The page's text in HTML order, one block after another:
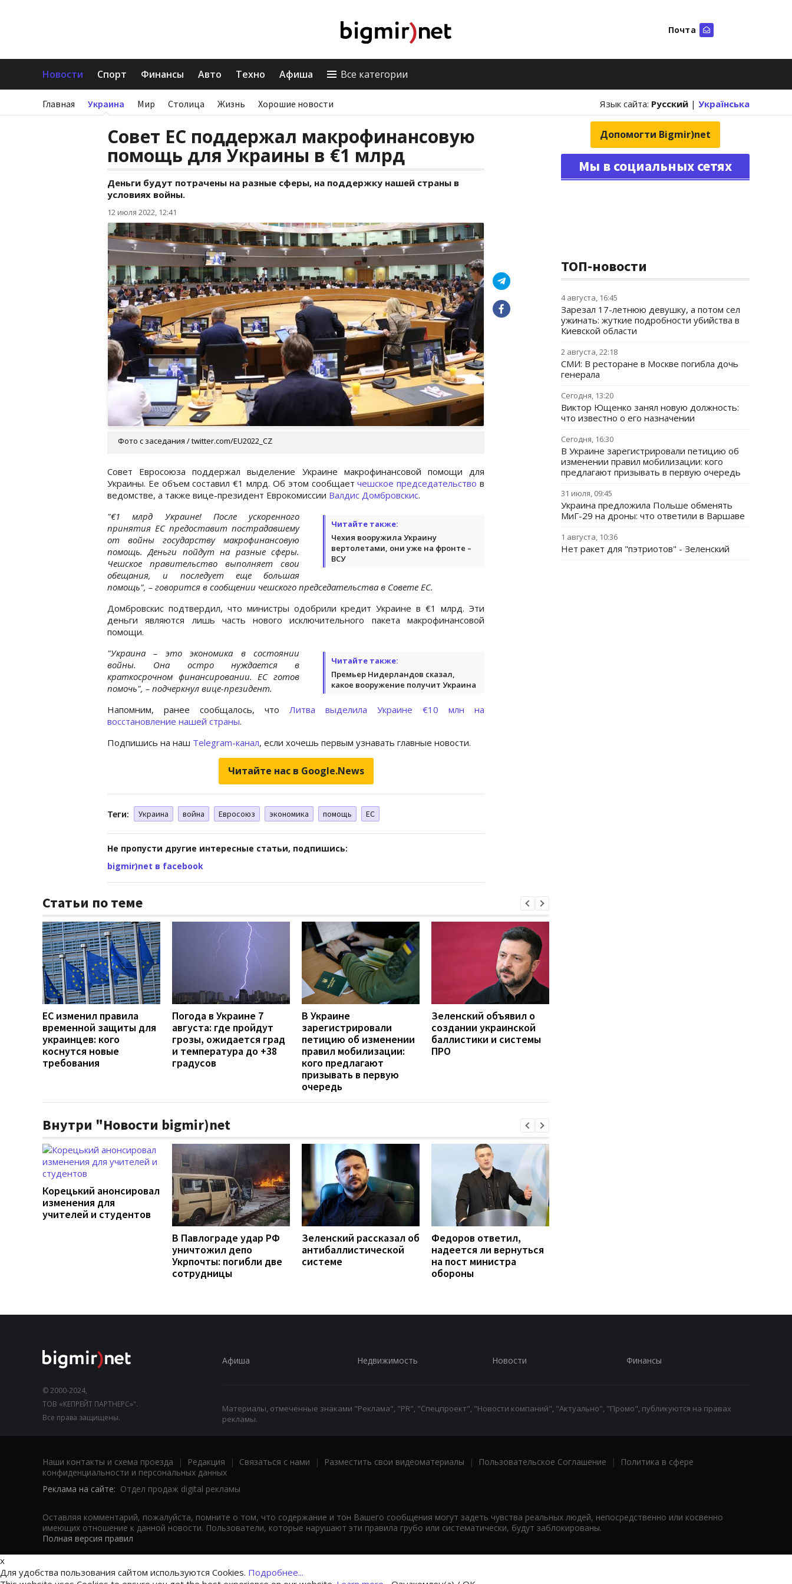
Почта
Новости Спорт Финансы Авто Техно Афиша Все категории
Главная Украина Мир Столица Жизнь Хорошие новости Язык сайта: Русский | Українська
Совет ЕС поддержал макрофинансовую
помощь для Украины в €1 млрд
Деньги будут потрачены на разные сферы, на поддержку нашей страны в
условиях войны.
12 июля 2022, 12:41
Фото с заседания / twitter.com/EU2022_CZ
Совет Евросоюза поддержал выделение Украине макрофинансовой помощи для
Украины. Ее объем составил €1 млрд. Об этом сообщаетчешское председательство в
ведомстве, а также вице-президент Еврокомиссии Валдис Домбровскис.
Читайте также:
Чехия вооружила Украину
вертолетами, они уже на фронте –
ВСУ
"€1 млрд Украине! После ускоренного
принятия ЕС предоставит пострадавшему
от войны государству макрофинансовую
помощь. Деньги пойдут на разные сферы.
Чешское правительство выполняет свои
обещания, и последует еще большая
помощь", – говорится в сообщении чешского председательства в Совете ЕС.
Домбровскис подтвердил, что министры одобрили кредит Украине в €1 млрд. Эти
деньги являются лишь часть нового исключительного пакета макрофинансовой
помощи.
Читайте также:
Премьер Нидерландов сказал,
какое вооружение получит Украина
"Украина – это экономика в состоянии
войны. Она остро нуждается в
краткосрочном финансировании. ЕС готов
помочь", – подчеркнул вице-президент.
Напомним, ранее сообщалось, что Литва выделила Украине €10 млн на
восстановление нашей страны.
Подпишись на наш Telegram-канал, если хочешь первым узнавать главные новости.
Читайте нас в Google.News
Теги: Украина война Евросоюз экономика помощь ЕС
Не пропусти другие интересные статьи, подпишись:
bigmir)net в facebook
Статьи по теме
ЕС изменил правила
временной защиты для
украинцев: кого
коснутся новые
требования
Погода в Украине 7
августа: где пройдут
грозы, ожидается град
и температура до +38
градусов
В Украине
зарегистрировали
петицию об изменении
правил мобилизации:
кого предлагают
призывать в первую
очередь
Зеленский объявил о
создании украинской
баллистики и системы
ПРО
Внутри "Новости bigmir)net
Корецький анонсировал
изменения для
учителей и студентов
В Павлограде удар РФ
уничтожил депо
Укрпочты: погибли две
сотрудницы
Зеленский рассказал об
антибаллистической
системе
Федоров ответил,
надеется ли вернуться
на пост министра
обороны
Допомогти Bigmir)net
Мы в социальных сетях
ТОП-новости
4 августа, 16:45
Зарезал 17-летнюю девушку, а потом сел
ужинать: жуткие подробности убийства в
Киевской области
2 августа, 22:18
СМИ: В ресторане в Москве погибла дочь
генерала
Сегодня, 13:20
Виктор Ющенко занял новую должность:
что известно о его назначении
Сегодня, 16:30
В Украине зарегистрировали петицию об
изменении правил мобилизации: кого
предлагают призывать в первую очередь
31 июля, 09:45
Украина предложила Польше обменять
МиГ-29 на дроны: что ответили в Варшаве
1 августа, 10:36
Нет ракет для "пэтриотов" - Зеленский
© 2000-2024,
ТОВ «КЕПРЕЙТ ПАРТНЕРС»".
Все права защищены.
Афиша Недвижимость Новости Финансы
Материалы, отмеченные знаками "Реклама", "PR", "Спецпроект", "Новости компаний", "Актуально", "Промо", публикуются на правах
рекламы.
Наши контакты и схема проезда | Редакция | Связаться с нами | Разместить свои видеоматериалы | Пользовательское Соглашение |
Политика в сфере
конфиденциальности и персональных данных
Реклама на сайте: Отдел продаж digital рекламы
Оставляя комментарий, пожалуйста, помните о том, что содержание и тон Вашего сообщения могут задеть чувства реальных людей, непосредственно или косвенно
имеющих отношение к данной новости. Пользователи, которые нарушают эти правила грубо или систематически, будут заблокированы.
Полная версия правил
x
Для удобства пользования сайтом используются Cookies. Подробнее...